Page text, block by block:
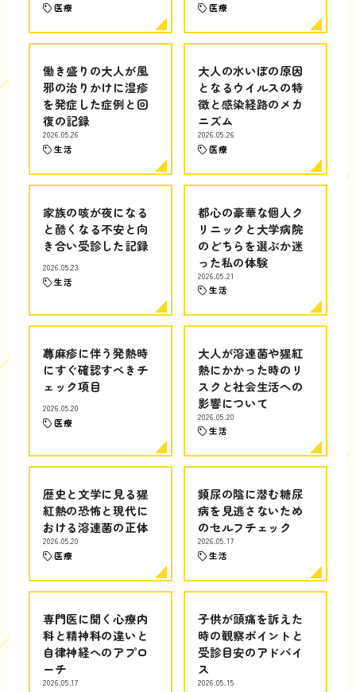
医療 医療
働き盛りの大人が風
邪の治りかけに湿疹
を発症した症例と回
復の記録
2026.05.26
生活
大人の水いぼの原因
となるウイルスの特
徴と感染経路のメカ
ニズム
2026.05.26
医療
家族の咳が夜になる
と酷くなる不安と向
き合い受診した記録
2026.05.23
生活
都心の豪華な個人ク
リニックと大学病院
のどちらを選ぶか迷
った私の体験
2026.05.21
生活
蕁麻疹に伴う発熱時
にすぐ確認すべきチ
ェック項目
2026.05.20
医療
大人が溶連菌や猩紅
熱にかかった時のリ
スクと社会生活への
影響について
2026.05.20
生活
歴史と文学に見る猩
紅熱の恐怖と現代に
おける溶連菌の正体
2026.05.20
医療
頻尿の陰に潜む糖尿
病を見逃さないため
のセルフチェック
2026.05.17
生活
専門医に聞く心療内
科と精神科の違いと
自律神経へのアプロ
ーチ
2026.05.17
子供が頭痛を訴えた
時の観察ポイントと
受診目安のアドバイ
ス
2026.05.15